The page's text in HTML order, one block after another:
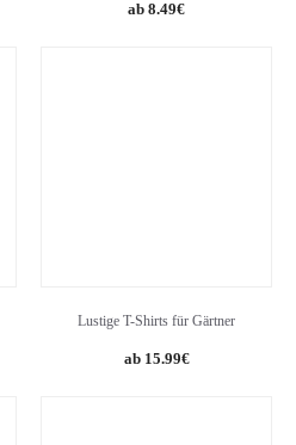
8.49€
Lustige T-Shirts für Gärtner
15.99€